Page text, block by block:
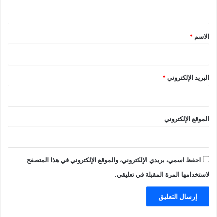
*
الاسم *
البريد الإلكتروني*
الموقع الإلكتروني
احفظ اسمي، بريدي الإلكتروني، والموقع الإلكتروني في هذا المتصفح
لاستخدامها المرة المقبلة في تعليقي.